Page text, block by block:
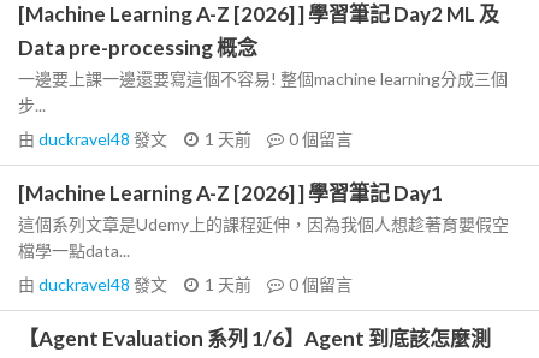
[Machine Learning A-Z [2026] ] 學習筆記 Day2 ML 及
Data pre-processing 概念
一邊要上課一邊還要寫這個不容易! 整個machine learning分成三個
步...
由 duckravel48 發文 1 天前 0個留言
[Machine Learning A-Z [2026] ] 學習筆記 Day1
這個系列文章是Udemy上的課程延伸，因為我個人想趁著育嬰假空
檔學一點data...
由 duckravel48 發文 1 天前 0個留言
【Agent Evaluation 系列 1/6】Agent 到底該怎麼測